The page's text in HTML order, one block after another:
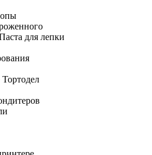
для лепки